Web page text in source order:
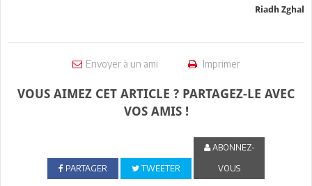
Riadh Zghal
Envoyer à un ami Imprimer
VOUS AIMEZ CET ARTICLE ? PARTAGEZ-LE AVEC
VOS AMIS !
PARTAGER TWEETER
ABONNEZ-
VOUS